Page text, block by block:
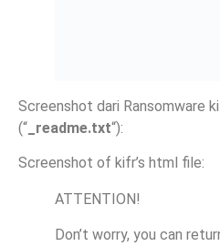
Screenshot dari Ransomware
(“ _readme.txt“):
Screenshot of kifr’s html file:
ATTENTION!
Don’t worry, you can